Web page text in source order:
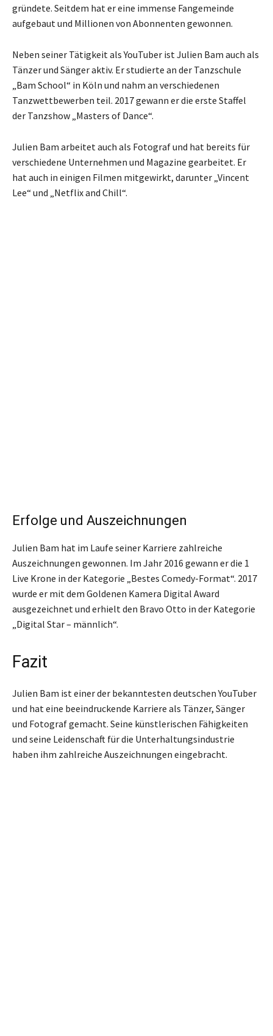
gründete. Seitdem hat er eine immense Fangemeinde
aufgebaut und Millionen von Abonnenten gewonnen.
Neben seiner Tätigkeit als YouTuber ist Julien Bam auch als
Tänzer und Sänger aktiv. Er studierte an der Tanzschule
„Bam School“ in Köln und nahm an verschiedenen
Tanzwettbewerben teil. 2017 gewann er die erste Staffel
der Tanzshow „Masters of Dance“.
Julien Bam arbeitet auch als Fotograf und hat bereits für
verschiedene Unternehmen und Magazine gearbeitet. Er
hat auch in einigen Filmen mitgewirkt, darunter „Vincent
Lee“ und „Netflix and Chill“.
Erfolge und Auszeichnungen
Julien Bam hat im Laufe seiner Karriere zahlreiche
Auszeichnungen gewonnen. Im Jahr 2016 gewann er die 1
Live Krone in der Kategorie „Bestes Comedy-Format“. 2017
wurde er mit dem Goldenen Kamera Digital Award
ausgezeichnet und erhielt den Bravo Otto in der Kategorie
„Digital Star – männlich“.
Fazit
Julien Bam ist einer der bekanntesten deutschen YouTuber
und hat eine beeindruckende Karriere als Tänzer, Sänger
und Fotograf gemacht. Seine künstlerischen Fähigkeiten
und seine Leidenschaft für die Unterhaltungsindustrie
haben ihm zahlreiche Auszeichnungen eingebracht.